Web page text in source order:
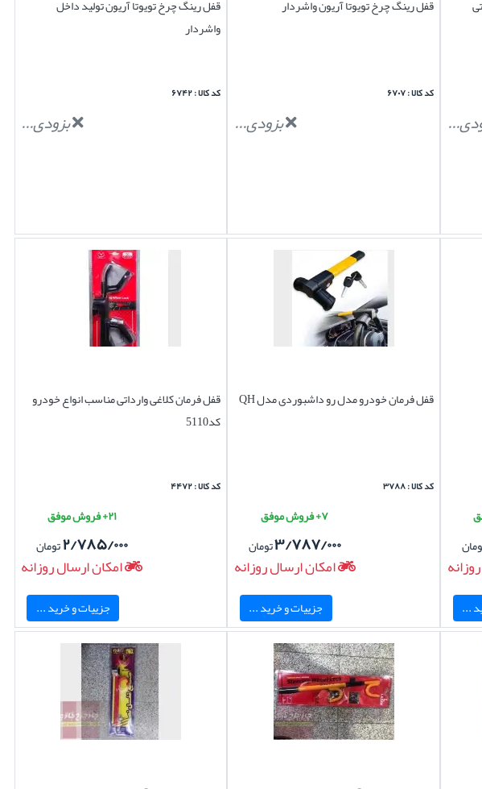
قفل رینگ چرخ تویوتا آریون واشردار
کد کالا : ۶۷۰۷
بزودی...
قفل رینگ چرخ تویوتا آریون تولید داخل
واشردار
کد کالا : ۶۷۴۲
بزودی...
...
قفل فرمان خودرو مدل رو داشبوردی مدل QH
کد کالا : ۳۷۸۸
۷+ فروش موفق
۳/۷۸۷/۰۰۰تومان
امکان ارسال روزانه
جزییات و خرید ...
قفل فرمان کلاغی وارداتی مناسب انواع خودرو
کد5110
کد کالا : ۴۴۷۲
۲۱+ فروش موفق
۲/۷۸۵/۰۰۰تومان
امکان ارسال روزانه
جزییات و خرید ...